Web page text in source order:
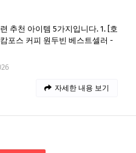
추천 아이템 5가지입니다. 1. [호
포스 커피 원두빈 베스트셀러 -
자세한 내용 보기